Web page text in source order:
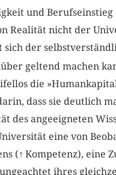
und Berufseinstieg
Realität nicht der
der
geltend machen
die
dass sie deutlich
des angeeigneten
eine von
(↑ Kompetenz), eine
ihres